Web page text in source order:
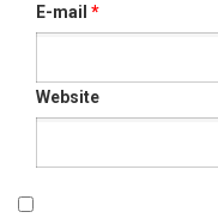
E-mail *
Website